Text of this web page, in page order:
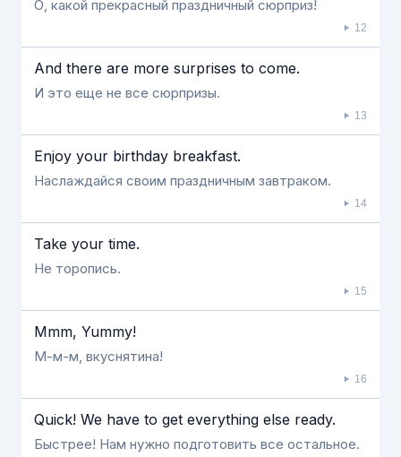
О, какой прекрасный праздничный сюрприз!
12
And there are more surprises to come.
И это еще не все сюрпризы.
13
Enjoy your birthday breakfast.
Наслаждайся своим праздничным завтраком.
14
Take your time.
Не торопись.
15
Mmm, Yummy!
М-м-м, вкуснятина!
16
Quick! We have to get everything else ready.
Быстрее! Нам нужно подготовить все остальное.